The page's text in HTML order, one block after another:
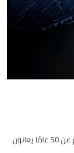
ما يقرب من نصف الرجال الذين تزيد أعمارهم عن 50 عامًا يعانون